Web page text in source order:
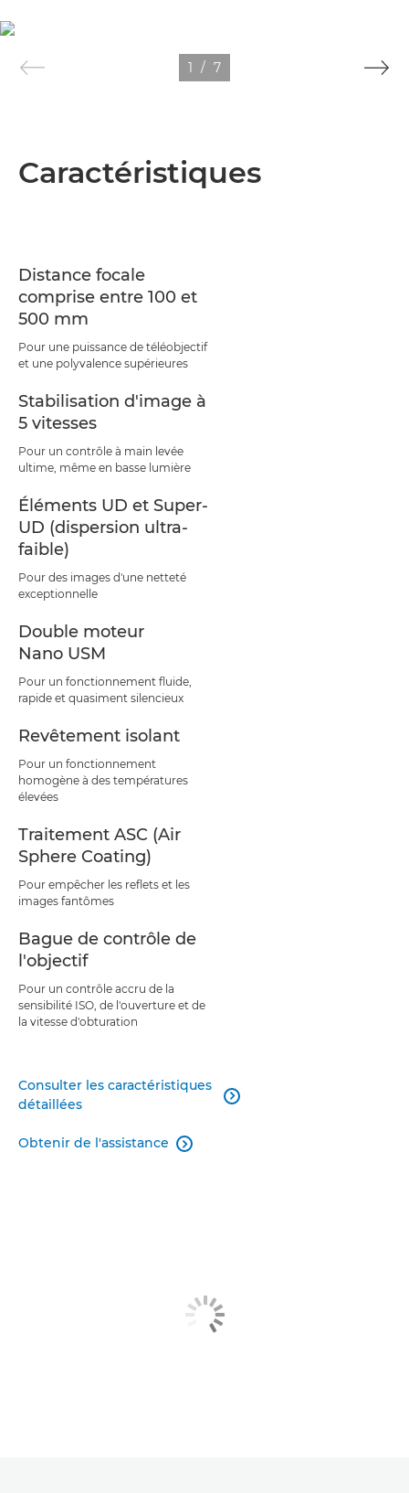
1 / 7
Caractéristiques
Distance focale
comprise entre 100 et
500 mm
Pour une puissance de téléobjectif
et une polyvalence supérieures
Stabilisation d'image à
5 vitesses
Pour un contrôle à main levée
ultime, même en basse lumière
Éléments UD et Super-
UD (dispersion ultra-
faible)
Pour des images d'une netteté
exceptionnelle
Double moteur
Nano USM
Pour un fonctionnement fluide,
rapide et quasiment silencieux
Revêtement isolant
Pour un fonctionnement
homogène à des températures
élevées
Traitement ASC (Air
Sphere Coating)
Pour empêcher les reflets et les
images fantômes
Bague de contrôle de
l'objectif
Pour un contrôle accru de la
sensibilité ISO, de l'ouverture et de
la vitesse d'obturation
Consulter les caractéristiques
détaillées

Obtenir de l'assistance 